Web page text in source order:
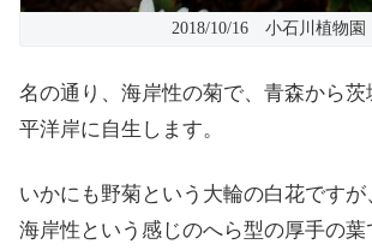
2018/10/16 小石川植物園
名の通り、海岸性の菊で、青森から
平洋岸に自生します。
いかにも野菊という大輪の白花ですが
海岸性という感じのへら型の厚手の葉